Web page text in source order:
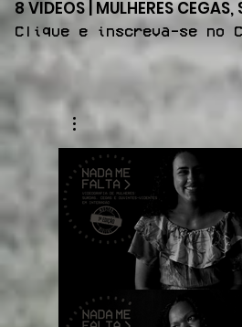
8 VIDEOS | MULHERES
Clique e inscreva-se no